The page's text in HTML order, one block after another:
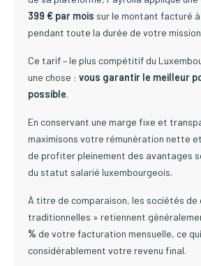
399 € par mois sur le montant facturé
pendant toute la durée de votre
Ce tarif – le plus compétitif du
une chose : vous garantir le meilleur
possible.
En conservant une marge fixe et
maximisons votre rémunération nette
de profiter pleinement des avantages
du statut salarié luxembourgeois.
À titre de comparaison, les sociétés de
traditionnelles » retiennent
% de votre facturation mensuelle, ce
considérablement votre revenu final.